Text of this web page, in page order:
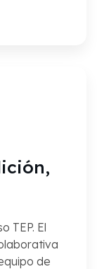
TEP. El
de